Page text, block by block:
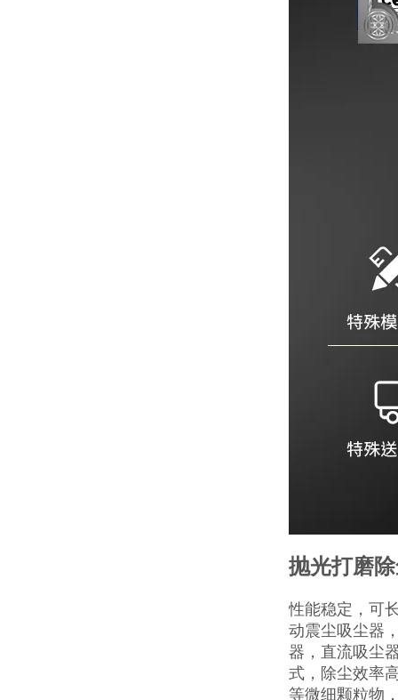
抛光打磨
性能稳定，可
动震尘吸尘器
器，直流吸尘
式，除尘效率
等微细颗粒物